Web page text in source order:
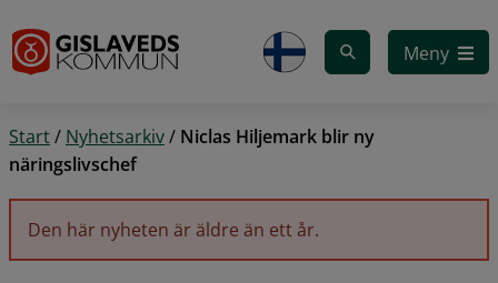
Meny
Start/ Nyhetsarkiv/ Niclas Hiljemark blir ny
näringslivschef
Den här nyheten är äldre än ett år.